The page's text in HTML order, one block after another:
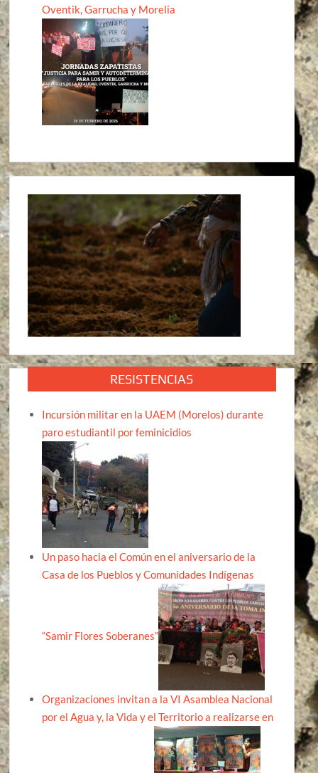
Oventik, Garrucha y Morelia
RESISTENCIAS
Incursión militar en la UAEM (Morelos) durante
paro estudiantil por feminicidios
Un paso hacia el Común en el aniversario de la
Casa de los Pueblos y Comunidades Indígenas
“Samir Flores Soberanes”
Organizaciones invitan a la VI Asamblea Nacional
por el Agua y, la Vida y el Territorio a realizarse en